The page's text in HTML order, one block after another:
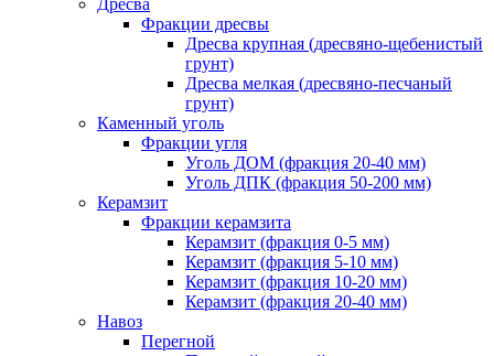
Дресва
Фракции дресвы
Дресва крупная (дресвяно-щебенистый
грунт)
Дресва мелкая (дресвяно-песчаный
грунт)
Каменный уголь
Фракции угля
Уголь ДОМ (фракция 20-40 мм)
Уголь ДПК (фракция 50-200 мм)
Керамзит
Фракции керамзита
Керамзит (фракция 0-5 мм)
Керамзит (фракция 5-10 мм)
Керамзит (фракция 10-20 мм)
Керамзит (фракция 20-40 мм)
Навоз
Перегной